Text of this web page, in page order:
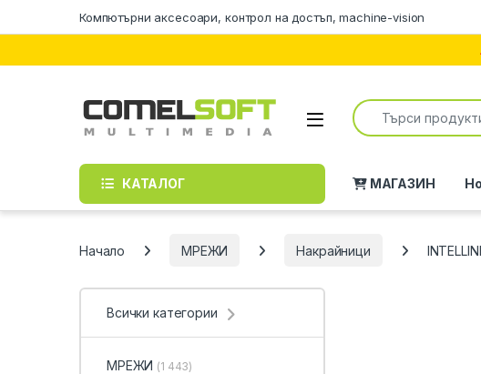
Компютърни аксесоари, контрол на достъп, machine-vision
Search for:
КАТАЛОГ МАГАЗИН
Начало МРЕЖИ Накрайници
Всички категории
МРЕЖИ (1 443)